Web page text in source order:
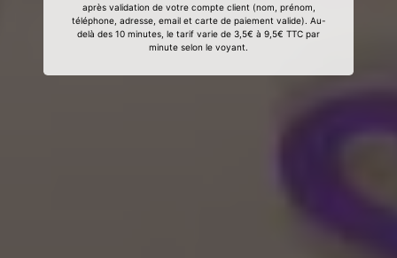
après validation de votre compte client (nom, prénom,
téléphone, adresse, email et carte de paiement valide). Au-
delà des 10 minutes, le tarif varie de 3,5€ à 9,5€ TTC par
minute selon le voyant.